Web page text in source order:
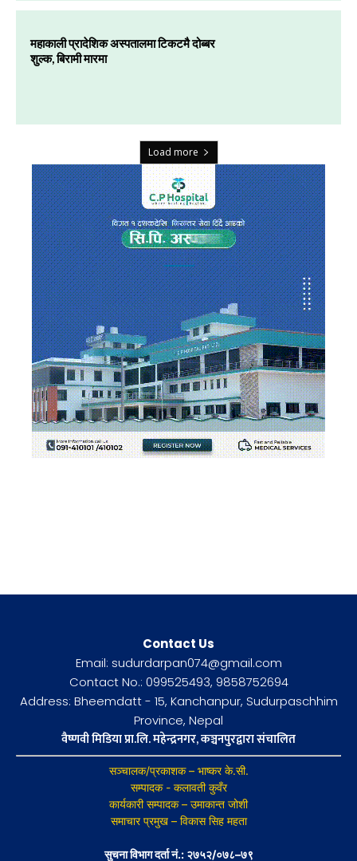
महाकाली प्रादेशिक अस्पतालमा टिकटमै दोब्बर
शुल्क, बिरामी मारमा
Load more
Contact Us
Email: sudurdarpan074@gmail.com
Contact No.: 099525493, 9858752694
Address: Bheemdatt - 15, Kanchanpur, Sudurpaschhim
Province, Nepal
वैष्णवी मिडिया प्रा.लि. महेन्द्रनगर, कञ्चनपुरद्वारा संचालित
सञ्चालक/प्रकाशक – भाष्कर के.सी.
सम्पादक - कलावती कुवँर
कार्यकारी सम्पादक – उमाकान्त जोशी
समाचार प्रमुख – विकास सिह महता
सुचना विभाग दर्ता नं.: २७५२/०७८–७९